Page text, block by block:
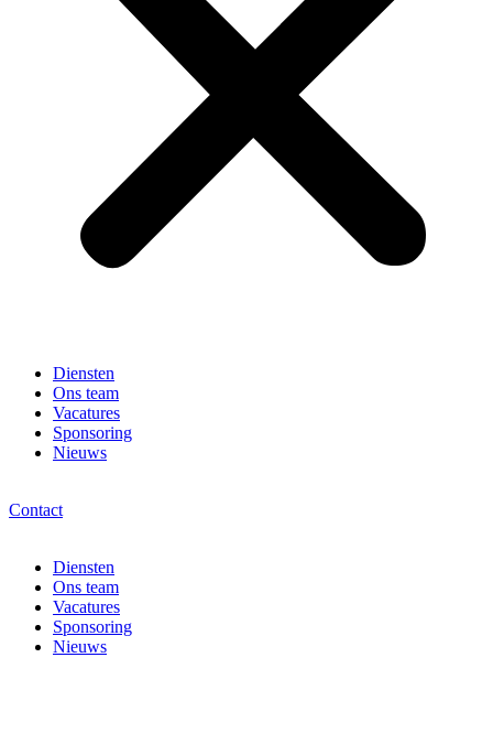
Diensten
Ons team
Vacatures
Sponsoring
Nieuws
Contact
Diensten
Ons team
Vacatures
Sponsoring
Nieuws